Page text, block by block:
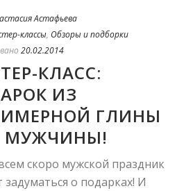
Астафьева
классы, Обзоры и подборки
20.02.2014
КЛАСС:
ИЗ
ГЛИНЫ
МУЖЧИНЫ!
скоро мужской праздник
задуматься о подарках! И